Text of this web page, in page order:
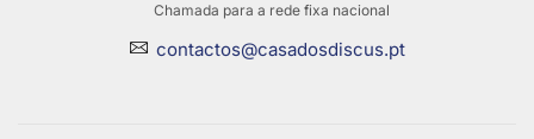
Chamada para a rede fixa nacional
contactos@casadosdiscus.pt